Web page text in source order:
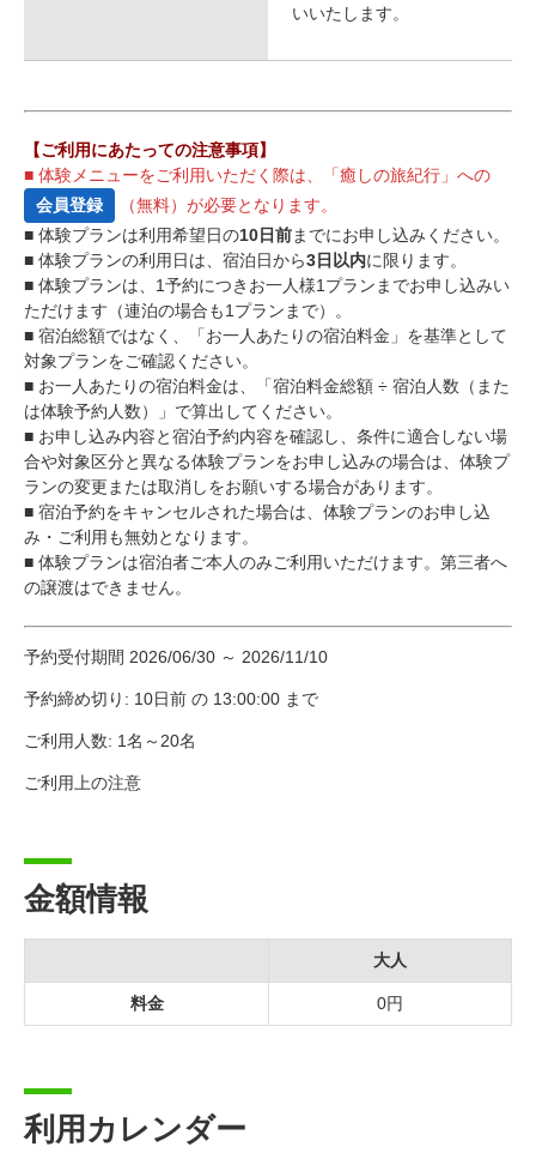
いいたします。
【ご利用にあたっての注意事項】
■ 体験メニューをご利用いただく際は、「癒しの旅紀行」への
会員登録
（無料）が必要となります。
■ 体験プランは利用希望日の10日前までにお申し込みください。
■ 体験プランの利用日は、宿泊日から3日以内に限ります。
■ 体験プランは、1予約につきお一人様1プランまでお申し込みい
ただけます（連泊の場合も1プランまで）。
■ 宿泊総額ではなく、「お一人あたりの宿泊料金」を基準として
対象プランをご確認ください。
■ お一人あたりの宿泊料金は、「宿泊料金総額 ÷ 宿泊人数（また
は体験予約人数）」で算出してください。
■ お申し込み内容と宿泊予約内容を確認し、条件に適合しない場
合や対象区分と異なる体験プランをお申し込みの場合は、体験プ
ランの変更または取消しをお願いする場合があります。
■ 宿泊予約をキャンセルされた場合は、体験プランのお申し込
み・ご利用も無効となります。
■ 体験プランは宿泊者ご本人のみご利用いただけます。第三者へ
の譲渡はできません。
予約受付期間 2026/06/30 ～ 2026/11/10
予約締め切り: 10日前 の 13:00:00 まで
ご利用人数: 1名～20名
ご利用上の注意
金額情報
大人
料金 0円
利用カレンダー